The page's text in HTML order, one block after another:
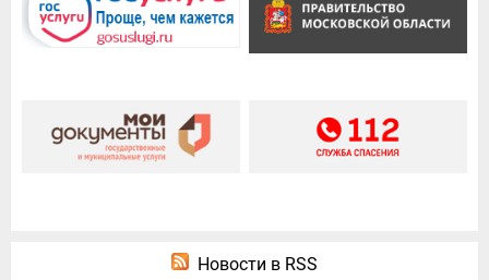
Новости в RSS